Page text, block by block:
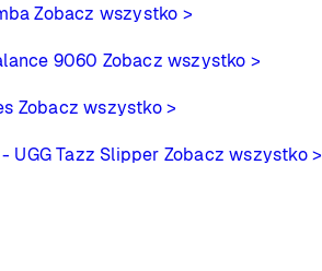
Zobacz wszystko >
9060 Zobacz wszystko >
Zobacz wszystko >
- UGG Tazz Slipper Zobacz wszystko >